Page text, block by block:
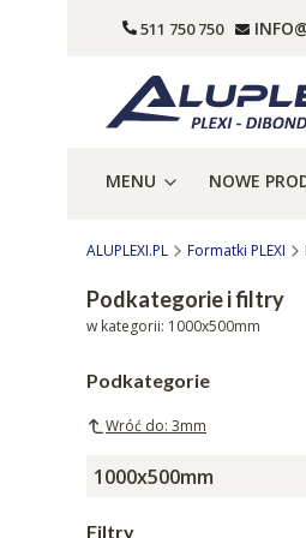
511 750 750
MENU NOWE
ALUPLEXI.PL Formatki PLEXI
Podkategorie i filtry
w kategorii: 1000x500mm
Podkategorie
Wróć do: 3mm
1000x500mm
Filtry